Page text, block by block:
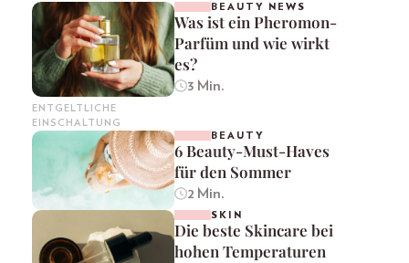
ENTGELTLICHE
EINSCHALTUNG
BEAUTY NEWS
Was ist ein Pheromon-
Parfüm und wie wirkt
es?
3 Min.
BEAUTY
6 Beauty-Must-Haves
für den Sommer
2 Min.
SKIN
Die beste Skincare bei
hohen Temperaturen